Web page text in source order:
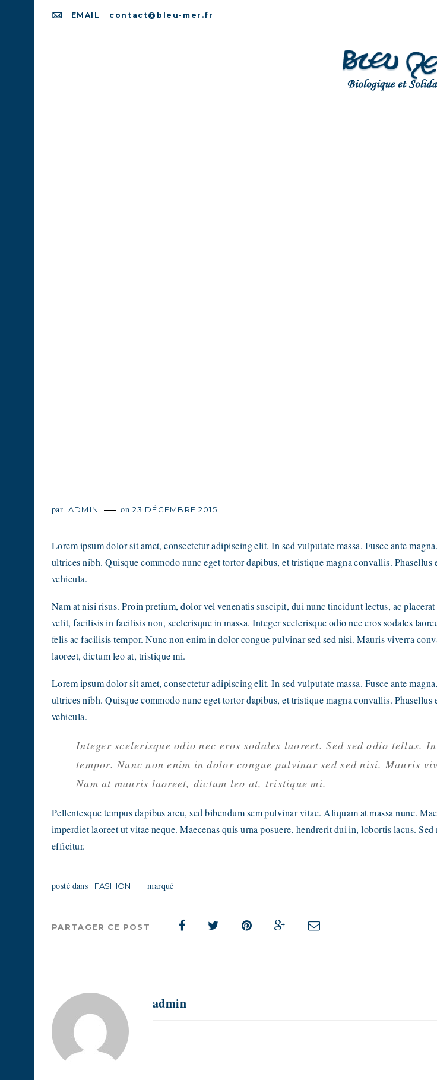
EMAIL contact@bleu-mer.fr
par ADMIN on 23 DÉCEMBRE 2015
Lorem ipsum dolor sit amet, consectetur adipiscing elit. In sed vulputate massa. Fusce ante
ultrices nibh. Quisque commodo nunc eget tortor dapibus, et tristique magna convallis. Phasellus
vehicula.
Nam at nisi risus. Proin pretium, dolor vel venenatis suscipit, dui nunc tincidunt lectus, ac
velit, facilisis in facilisis non, scelerisque in massa. Integer scelerisque odio nec eros sodales
felis ac facilisis tempor. Nunc non enim in dolor congue pulvinar sed sed nisi. Mauris viverra
laoreet, dictum leo at, tristique mi.
Lorem ipsum dolor sit amet, consectetur adipiscing elit. In sed vulputate massa. Fusce ante
ultrices nibh. Quisque commodo nunc eget tortor dapibus, et tristique magna convallis. Phasellus
vehicula.
Integer scelerisque odio nec eros sodales laoreet. Sed sed odio tellus.
tempor. Nunc non enim in dolor congue pulvinar sed sed nisi. Mauris
Nam at mauris laoreet, dictum leo at, tristique mi.
Pellentesque tempus dapibus arcu, sed bibendum sem pulvinar vitae. Aliquam at massa nunc.
imperdiet laoreet ut vitae neque. Maecenas quis urna posuere, hendrerit dui in, lobortis lacus.
efficitur.
posté dans FASHION marqué
PARTAGER CE POST
admin